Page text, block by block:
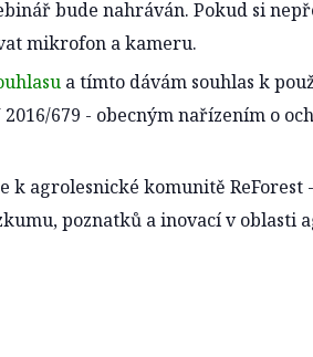
bude nahráván. Pokud si
mikrofon a kameru.
a tímto dávám souhlas k
679 - obecným nařízením o
k agrolesnické komunitě
poznatků a inovací v oblasti